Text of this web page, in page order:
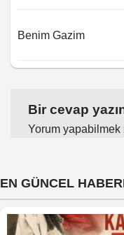
Benim Gazim
Bir cevap
Yorum yapabilmek
EN GÜNCEL